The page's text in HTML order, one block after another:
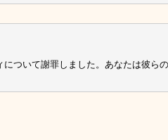
ついて謝罪しました。あなたは彼ら